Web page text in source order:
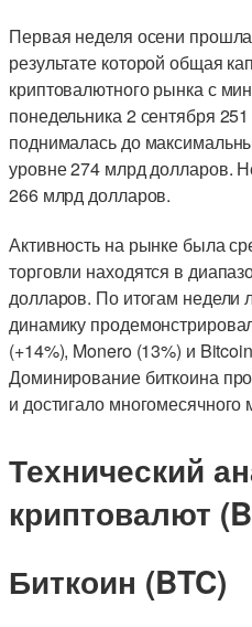
Первая неделя осени
результате которой общая
криптовалютного рынка с
понедельника 2 сентября
поднималась до
уровне 274 млрд долларов.
266 млрд долларов.
Активность на рынке была
торговли находятся в
долларов. По итогам
динамику
(+14%), Monero (13%) и
Доминирование биткоина
и достигало
Технический
криптовалют
Биткоин (BTC)